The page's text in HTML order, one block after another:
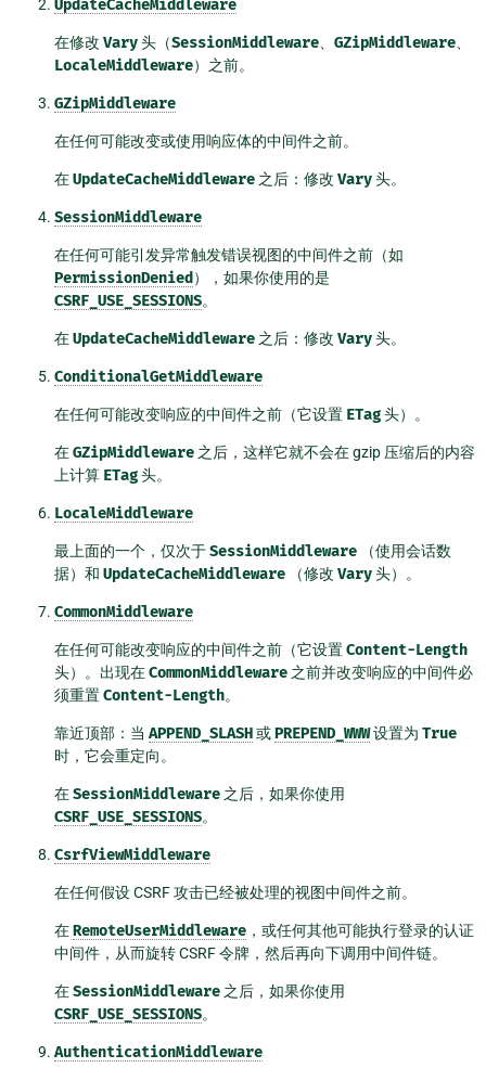
UpdateCacheMiddleware
在修改 Vary头（SessionMiddleware GZipMiddleware
LocaleMiddleware）之前。
GZipMiddleware
在任何可能改变或使用响应体的中间件之前。
在UpdateCacheMiddleware 之后：修改 Vary头。
SessionMiddleware
在任何可能引发异常触发错误视图的中间件之前（如
PermissionDenied ），如果你使用的是
CSRF_USE_SESSIONS。
在UpdateCacheMiddleware 之后：修改 Vary头。
ConditionalGetMiddleware
在任何可能改变响应的中间件之前（它设置 ETag头）。
在GZipMiddleware 之后，这样它就不会在 gzip 压缩后的内容
上计算 ETag头。
LocaleMiddleware
最上面的一个，仅次于SessionMiddleware （使用会话数
据）和 UpdateCacheMiddleware （修改 Vary头）。
CommonMiddleware
在任何可能改变响应的中间件之前（它设置Content-Length
头）。出现在CommonMiddleware 之前并改变响应的中间件必
须重置Content-Length。
靠近顶部：当 APPEND_SLASH或PREPEND_WWW设置为 True
时，它会重定向。
在SessionMiddleware 之后，如果你使用
CSRF_USE_SESSIONS。
CsrfViewMiddleware
在任何假设 CSRF 攻击已经被处理的视图中间件之前。
在RemoteUserMiddleware ，或任何其他可能执行登录的认证
中间件，从而旋转 CSRF 令牌，然后再向下调用中间件链。
在SessionMiddleware 之后，如果你使用
CSRF_USE_SESSIONS。
AuthenticationMiddleware